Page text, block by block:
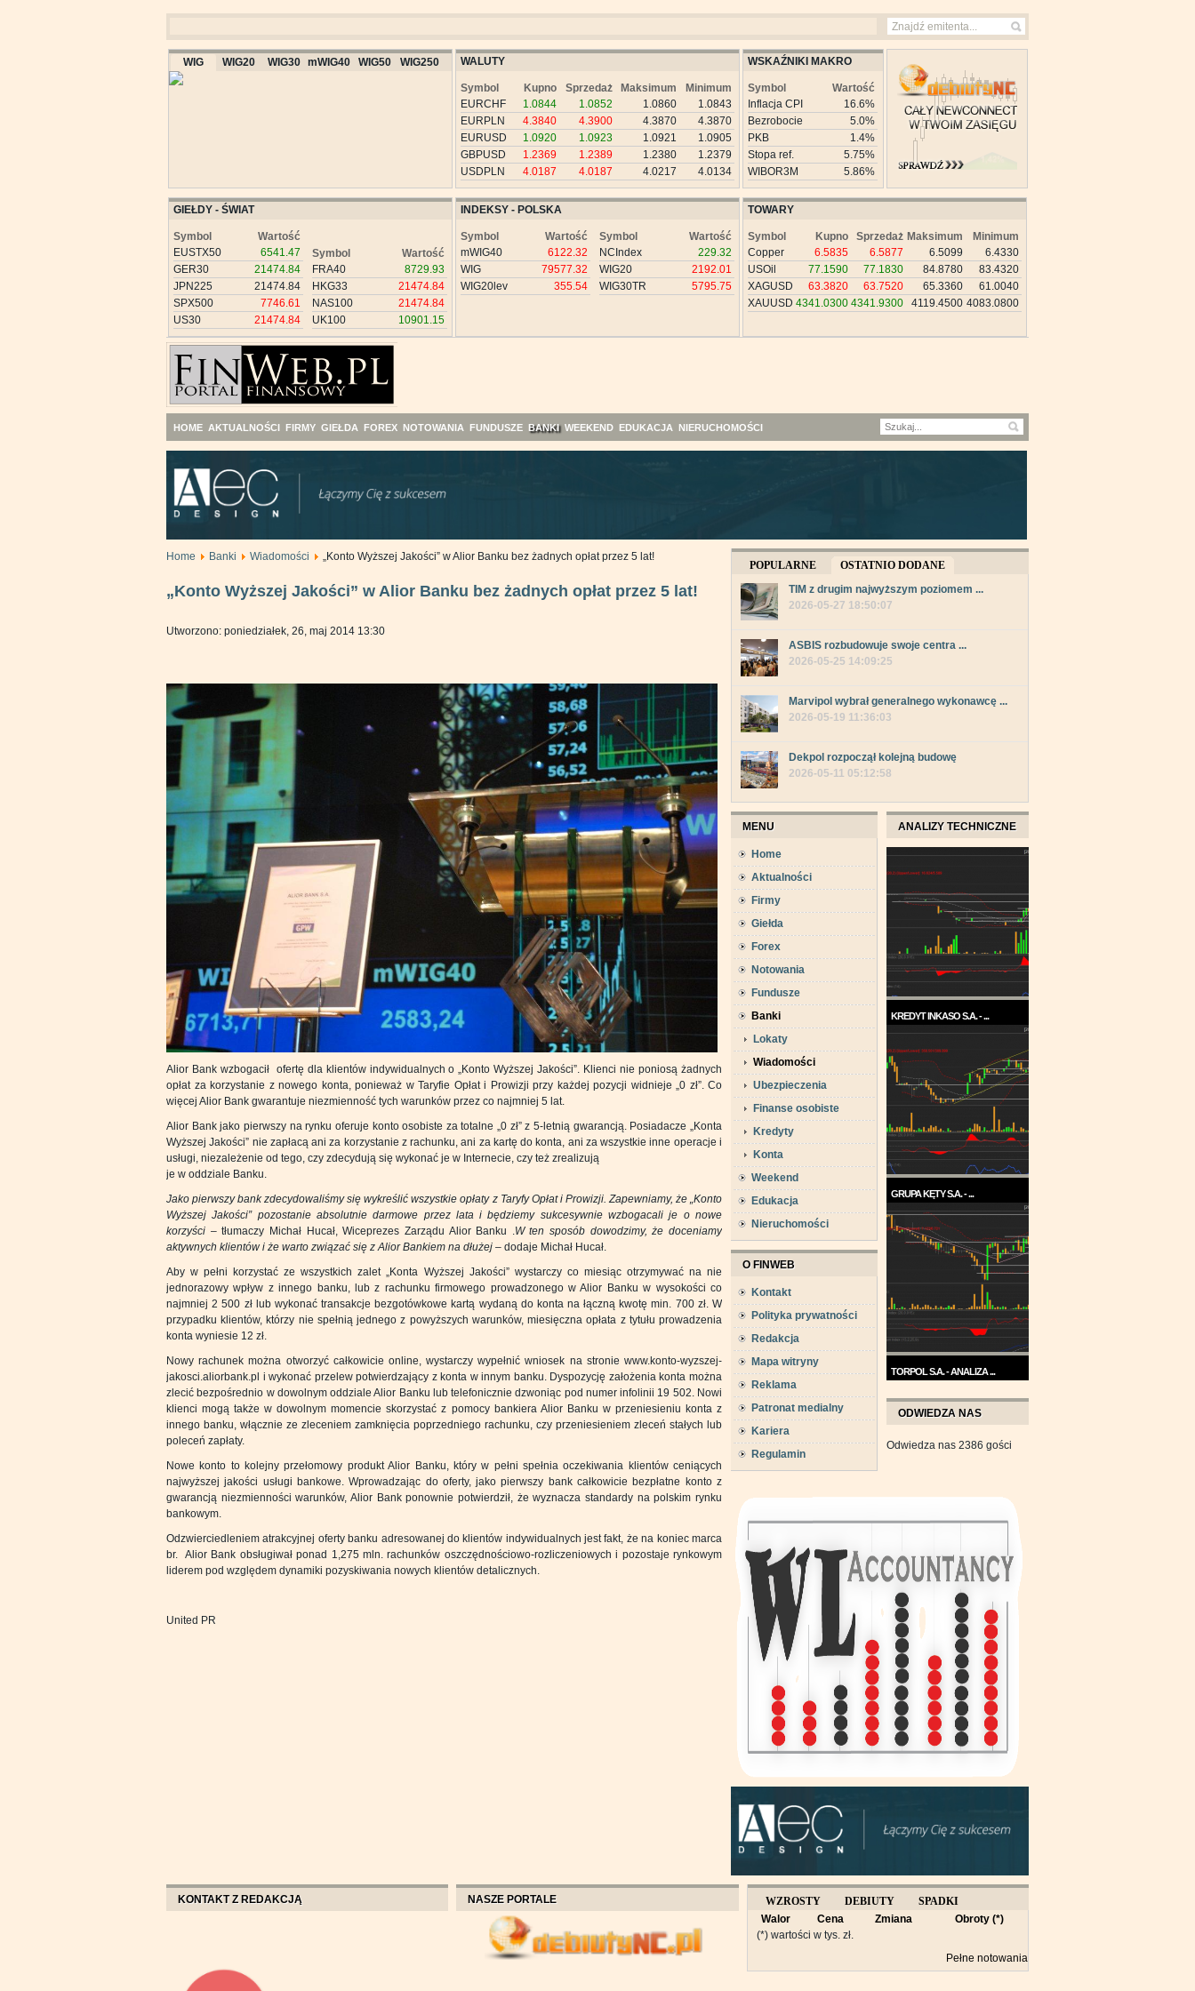
WIG WIG20 WIG30 mWIG40 WIG50 WIG250 WALUTY
Symbol Kupno Sprzedaż Maksimum
Minimum
EURCHF
1.0844 1.0852 1.0860
1.0843
EURPLN
4.3840 4.3900 4.3870
4.3870
EURUSD
1.0920 1.0923 1.0921
1.0905
GBPUSD
1.2369 1.2389 1.2380
1.2379
USDPLN
4.0187 4.0187 4.0217 4.0134
WSKAŹNIKI MAKRO
Symbol
Wartość
Inflacja CPI
16.6%
Bezrobocie
5.0%
PKB
1.4%
Stopa ref.
5.75%
WIBOR3M
5.86%
GIEŁDY - ŚWIAT
Symbol
Wartość
EUSTX50
6541.47
GER30
21474.84
JPN225
21474.84
SPX500
7746.61
US30
21474.84
Symbol
Wartość
FRA40
8729.93
HKG33
21474.84
NAS100
21474.84
UK100
10901.15
INDEKSY - POLSKA
Symbol
Wartość
mWIG40
6122.32
WIG
79577.32
WIG20lev
355.54
Symbol
Wartość
NCIndex
229.32
WIG20
2192.01
WIG30TR
5795.75
TOWARY
Symbol Kupno Sprzedaż Maksimum
Minimum
Copper
6.5835 6.5877 6.5099
6.4330
USOil
77.1590 77.1830 84.8780
83.4320
XAGUSD
63.3820 63.7520 65.3360
61.0040
XAUUSD 4341.0300 4341.9300 4119.4500 4083.0800
HOME AKTUALNOŚCI FIRMY GIEŁDA FOREX NOTOWANIA FUNDUSZE BANKI WEEKEND EDUKACJA NIERUCHOMOŚCI
Home Banki Wiadomości „Konto Wyższej Jakości” w Alior Banku bez żadnych opłat przez 5 lat!
„Konto Wyższej Jakości” w Alior Banku bez żadnych opłat przez 5 lat!
Utworzono: poniedziałek, 26, maj 2014 13:30
Alior Bank wzbogacił ofertę dla klientów indywidualnych o „Konto Wyższej Jakości”. Klienci nie poniosą żadnych
opłat za korzystanie z nowego konta, ponieważ w Taryfie Opłat i Prowizji przy każdej pozycji widnieje „0 zł”. Co
więcej Alior Bank gwarantuje niezmienność tych warunków przez co najmniej 5 lat.
Alior Bank jako pierwszy na rynku oferuje konto osobiste za totalne „0 zł” z 5-letnią gwarancją. Posiadacze „Konta
Wyższej Jakości” nie zapłacą ani za korzystanie z rachunku, ani za kartę do konta, ani za wszystkie inne operacje i
usługi, niezależenie od tego, czy zdecydują się wykonać je w Internecie, czy też zrealizują
je w oddziale Banku.
Jako pierwszy bank zdecydowaliśmy się wykreślić wszystkie opłaty z Taryfy Opłat i Prowizji. Zapewniamy, że „Konto
Wyższej Jakości” pozostanie absolutnie darmowe przez lata i będziemy sukcesywnie wzbogacali je o nowe
korzyści – tłumaczy Michał Hucał, Wiceprezes Zarządu Alior Banku . W ten sposób dowodzimy, że doceniamy
aktywnych klientów i że warto związać się z Alior Bankiem na dłużej – dodaje Michał Hucał.
Aby w pełni korzystać ze wszystkich zalet „Konta Wyższej Jakości” wystarczy co miesiąc otrzymywać na nie
jednorazowy wpływ z innego banku, lub z rachunku firmowego prowadzonego w Alior Banku w wysokości co
najmniej 2 500 zł lub wykonać transakcje bezgotówkowe kartą wydaną do konta na łączną kwotę min. 700 zł. W
przypadku klientów, którzy nie spełnią jednego z powyższych warunków, miesięczna opłata z tytułu prowadzenia
konta wyniesie 12 zł.
Nowy rachunek można otworzyć całkowicie online, wystarczy wypełnić wniosek na stronie www.konto-wyzszej-
jakosci.aliorbank.pl i wykonać przelew potwierdzający z konta w innym banku. Dyspozycję założenia konta można
zlecić bezpośrednio w dowolnym oddziale Alior Banku lub telefonicznie dzwoniąc pod numer infolinii 19 502. Nowi
klienci mogą także w dowolnym momencie skorzystać z pomocy bankiera Alior Banku w przeniesieniu konta z
innego banku, włącznie ze zleceniem zamknięcia poprzedniego rachunku, czy przeniesieniem zleceń stałych lub
poleceń zapłaty.
Nowe konto to kolejny przełomowy produkt Alior Banku, który w pełni spełnia oczekiwania klientów ceniących
najwyższej jakości usługi bankowe. Wprowadzając do oferty, jako pierwszy bank całkowicie bezpłatne konto z
gwarancją niezmienności warunków, Alior Bank ponownie potwierdził, że wyznacza standardy na polskim rynku
bankowym.
Odzwierciedleniem atrakcyjnej oferty banku adresowanej do klientów indywidualnych jest fakt, że na koniec marca
br. Alior Bank obsługiwał ponad 1,275 mln. rachunków oszczędnościowo-rozliczeniowych i pozostaje rynkowym
liderem pod względem dynamiki pozyskiwania nowych klientów detalicznych.
United PR
POPULARNE
OSTATNIO DODANE
TIM z drugim najwyższym poziomem ...
2026-05-27 18:50:07
ASBIS rozbudowuje swoje centra ...
2026-05-25 14:09:25
Marvipol wybrał generalnego wykonawcę ...
2026-05-19 11:36:03
Dekpol rozpoczął kolejną budowę
2026-05-11 05:12:58
MENU
Home
Aktualności
Firmy
Giełda
Forex
Notowania
Fundusze
Banki
Lokaty
Wiadomości
Ubezpieczenia
Finanse osobiste
Kredyty
Konta
Weekend
Edukacja
Nieruchomości
O FINWEB
Kontakt
Polityka prywatności
Redakcja
Mapa witryny
Reklama
Patronat medialny
Kariera
Regulamin
ANALIZY TECHNICZNE
KREDYT INKASO S.A. - ...
każdym razie w ...
GRUPA KĘTY S.A. - ...
Trend na wykresie Grupy Kęty
jest wzrostowy. ...
TORPOL S.A. - ANALIZA ...
września wykres Torpolu ...
ODWIEDZA NAS
Odwiedza nas 2386 gości
KONTAKT Z REDAKCJĄ NASZE PORTALE WZROSTY DEBIUTY
SPADKI
OBROTY
Walor Cena Zmiana
Obroty (*)
(*) wartości w tys. zł.
Pełne notowania